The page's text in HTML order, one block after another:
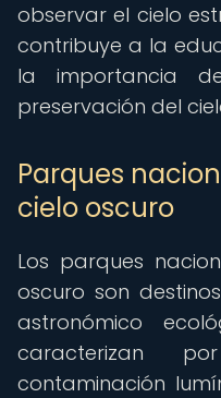
observar el cielo
contribuye a la
la importancia
preservación del
Parques
cielo oscuro
Los parques
oscuro son
astronómico
caracterizan
contaminación